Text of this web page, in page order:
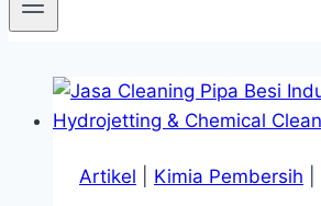
Artikel Kimia Pembersih